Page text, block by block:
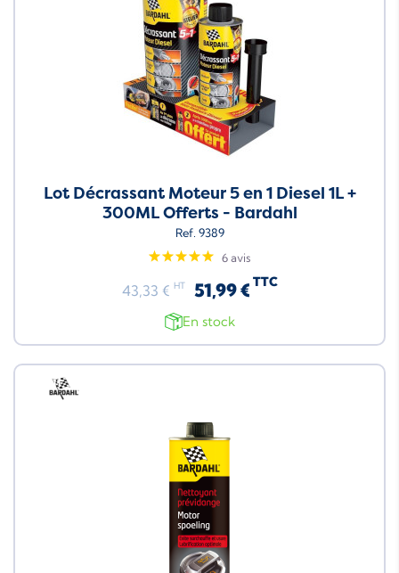
Lot Décrassant Moteur 5 en 1 Diesel 1L +
300ML Offerts - Bardahl
Ref. 9389
6 avis
43,33 € HT 51,99 € TTC
En stock
Neuf